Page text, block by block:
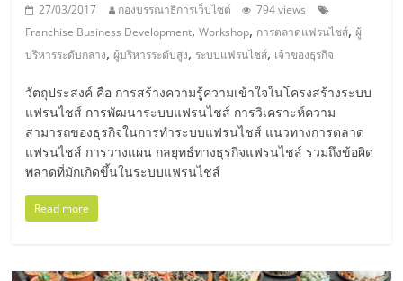
ปรึกษา
แฟ
ไชส์,
รวม
แฟ
รน
ไชส์
ขาย
แฟ
ไชส์
27/03/2017 กองบรรณาธิการเว็บไซต์
794 views
Franchise Business Development,Workshop, การตลาดแฟรนไชส์,ผู้
บริหารระดับกลาง,ผู้บริหารระดับสูง, ระบบแฟรนไชส์, เจ้าของธุรกิจ
วัตถุประสงค์ คือ การสร้างความรู้ความเข้าใจในโครงสร้างระบบ
แฟรนไชส์ การพัฒนาระบบแฟรนไชส์ การวิเคราะห์ความ
สามารถของธุรกิจในการทำระบบแฟรนไชส์ แนวทางการตลาด
แฟรนไชส์ การวางแผน กลยุทธ์ทางธุรกิจแฟรนไชส์ รวมถึงข้อผิด
พลาดที่มักเกิดขึ้นในระบบแฟรนไชส์
Read more